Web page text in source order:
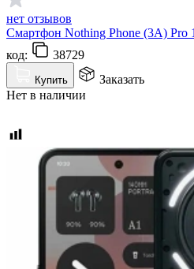
нет отзывов
Смартфон Nothing Phone (3A) Pro
код:
38729
Купить
Заказать
Нет в наличии